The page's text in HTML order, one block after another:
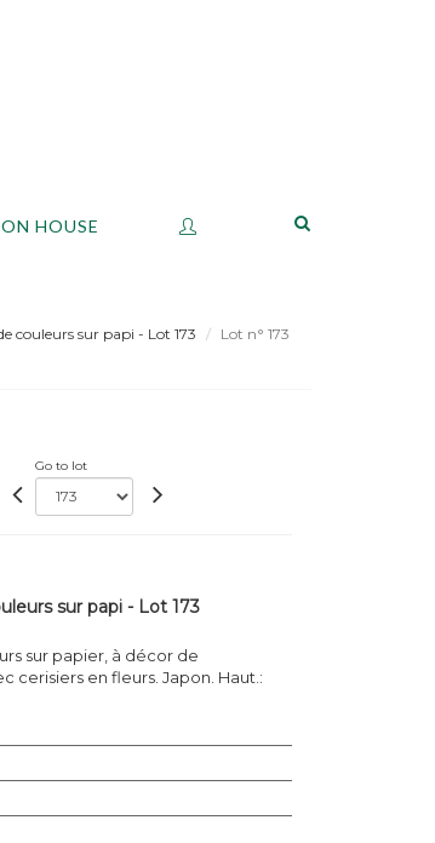
HOUSE
couleurs sur papi - Lot 173 Lot n° 173
Go to lot
sur papi - Lot 173
sur papier, à décor de
cerisiers en fleurs. Japon. Haut.: